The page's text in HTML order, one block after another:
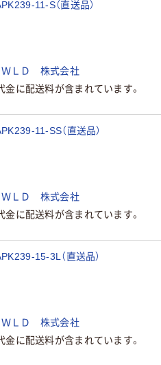
11-S（直送品）
ＬＤ 株式会社
に配送料が含まれています。
11-SS（直送品）
ＬＤ 株式会社
に配送料が含まれています。
15-3L（直送品）
ＬＤ 株式会社
に配送料が含まれています。